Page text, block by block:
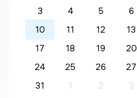
3
4 5 6
10
11 12 13
17
18 19 20
24
25 26 27
31
1 2 3